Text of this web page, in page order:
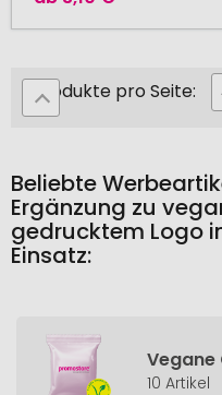
Produkte pro Seite:
Beliebte
Ergänzung zu
gedrucktem Logo
Einsatz:
Vegane
10 Artikel